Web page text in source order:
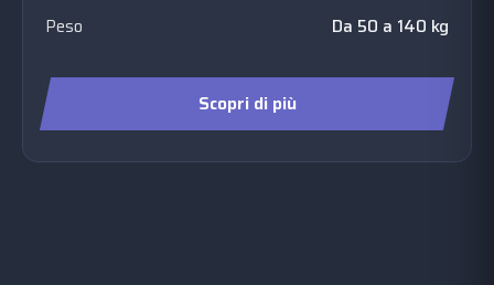
Peso Da 50 a 140 kg
Scopri di più